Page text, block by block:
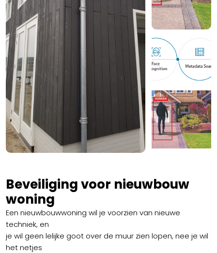
Beveiliging voor nieuwbouw
woning
Een nieuwbouwwoning wil je voorzien van nieuwe
techniek, en
je wil geen lelijke goot over de muur zien lopen, nee je wil
het netjes